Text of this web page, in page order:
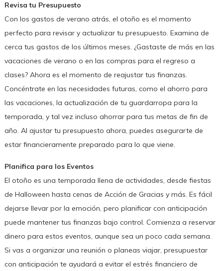
Revisa tu Presupuesto
Con los gastos de verano atrás, el otoño es el momento
perfecto para revisar y actualizar tu presupuesto. Examina de
cerca tus gastos de los últimos meses. ¿Gastaste de más en las
vacaciones de verano o en las compras para el regreso a
clases? Ahora es el momento de reajustar tus finanzas.
Concéntrate en las necesidades futuras, como el ahorro para
las vacaciones, la actualización de tu guardarropa para la
temporada, y tal vez incluso ahorrar para tus metas de fin de
año. Al ajustar tu presupuesto ahora, puedes asegurarte de
estar financieramente preparado para lo que viene.
Planifica para los Eventos
El otoño es una temporada llena de actividades, desde fiestas
de Halloween hasta cenas de Acción de Gracias y más. Es fácil
dejarse llevar por la emoción, pero planificar con anticipación
puede mantener tus finanzas bajo control. Comienza a reservar
dinero para estos eventos, aunque sea un poco cada semana.
Si vas a organizar una reunión o planeas viajar, presupuestar
con anticipación te ayudará a evitar el estrés financiero de